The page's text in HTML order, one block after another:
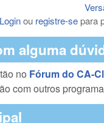
Loginou registre-separa
alguma
no Fórum do CA-
com outros